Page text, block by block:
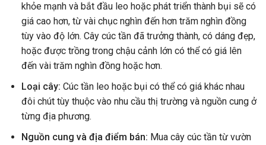
khỏe mạnh và bắt đầu leo hoặc phát triển thành bụi sẽ có
giá cao hơn, từ vài chục nghìn đến hơn trăm nghìn đồng
tùy vào độ lớn. Cây cúc tần đã trưởng thành, có dáng đẹp,
hoặc được trồng trong chậu cảnh lớn có thể có giá lên
đến vài trăm nghìn đồng hoặc hơn.
Loại cây: Cúc tần leo hoặc bụi có thể có giá khác nhau
đôi chút tùy thuộc vào nhu cầu thị trường và nguồn cung ở
từng địa phương.
Nguồn cung và địa điểm bán: Mua cây cúc tần từ vườn